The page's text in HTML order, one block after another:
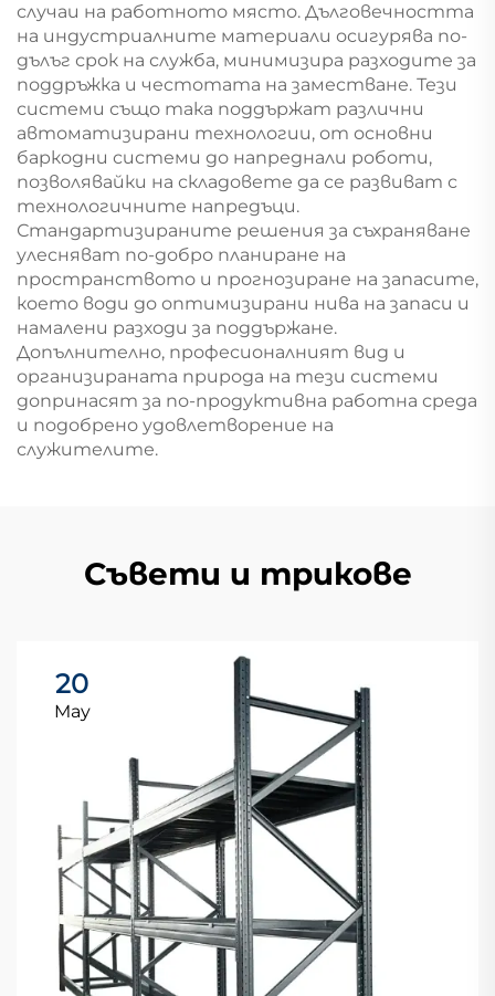
случаи на работното място. Дълговечността
на индустриалните материали осигурява по-
дълъг срок на служба, минимизира разходите за
поддръжка и честотата на заместване. Тези
системи също така поддържат различни
автоматизирани технологии, от основни
баркодни системи до напреднали роботи,
позволявайки на складовете да се развиват с
технологичните напредъци.
Стандартизираните решения за съхраняване
улесняват по-добро планиране на
пространството и прогнозиране на запасите,
което води до оптимизирани нива на запаси и
намалени разходи за поддържане.
Допълнително, професионалният вид и
организираната природа на тези системи
допринасят за по-продуктивна работна среда
и подобрено удовлетворение на
служителите.
Съвети и трикове
20
May